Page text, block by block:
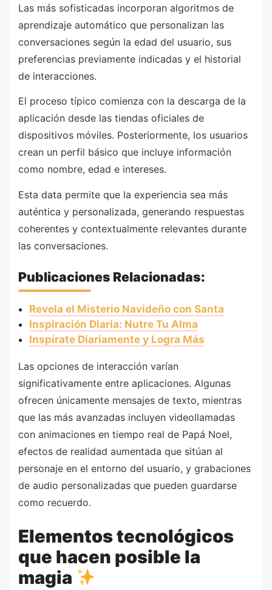
Las más sofisticadas incorporan algoritmos de
aprendizaje automático que personalizan las
conversaciones según la edad del usuario, sus
preferencias previamente indicadas y el historial
de interacciones.
El proceso típico comienza con la descarga de la
aplicación desde las tiendas oficiales de
dispositivos móviles. Posteriormente, los usuarios
crean un perfil básico que incluye información
como nombre, edad e intereses.
Esta data permite que la experiencia sea más
auténtica y personalizada, generando respuestas
coherentes y contextualmente relevantes durante
las conversaciones.
Publicaciones Relacionadas:
Revela el Misterio Navideño con Santa
Inspiración Diaria: Nutre Tu Alma
Inspírate Diariamente y Logra Más
Las opciones de interacción varían
significativamente entre aplicaciones. Algunas
ofrecen únicamente mensajes de texto, mientras
que las más avanzadas incluyen videollamadas
con animaciones en tiempo real de Papá Noel,
efectos de realidad aumentada que sitúan al
personaje en el entorno del usuario, y grabaciones
de audio personalizadas que pueden guardarse
como recuerdo.
Elementos tecnológicos
que hacen posible la
magia